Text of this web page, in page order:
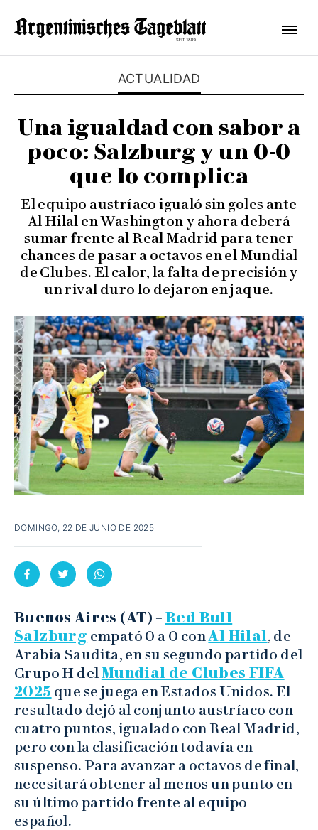
ACTUALIDAD
Una igualdad con sabor a
poco: Salzburg y un 0-0
que lo complica
El equipo austríaco igualó sin goles ante
Al Hilal en Washington y ahora deberá
sumar frente al Real Madrid para tener
chances de pasar a octavos en el Mundial
de Clubes. El calor, la falta de precisión y
un rival duro lo dejaron en jaque.
DOMINGO, 22 DE JUNIO DE 2025
Buenos Aires (AT) –Red Bull
Salzburg empató 0 a 0 conAl Hilal, de
Arabia Saudita, en su segundo partido del
Grupo H delMundial de Clubes FIFA
2025 que se juega en Estados Unidos. El
resultado dejó al conjunto austríaco con
cuatro puntos, igualado con Real Madrid,
pero con la clasificación todavía en
suspenso. Para avanzar a octavos de final,
necesitará obtener al menos un punto en
su último partido frente al equipo
español.